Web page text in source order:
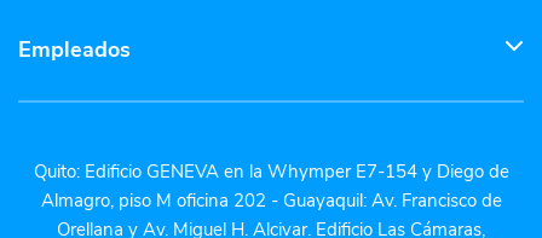
Empleados
Quito: Edificio GENEVA en la Whymper E7-154 y Diego de
Almagro, piso M oficina 202 - Guayaquil: Av. Francisco de
Orellana y Av. Miguel H. Alcivar. Edificio Las Cámaras,